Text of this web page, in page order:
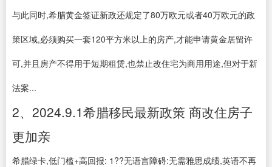
与此同时,希腊黄金签证新政还规定了80万欧元或者40万欧元的政
策区域,必须购买一套120平方米以上的房产,才能申请黄金居留许
可,并且房产不得用于短期租赁,也禁止改住宅为商用用途,但对于新
法案...
2、2024.9.1希腊移民最新政策 商改住房子
更加亲
希腊绿卡,低门槛+高回报: 1??无语言障碍:无需雅思成绩,英语不再